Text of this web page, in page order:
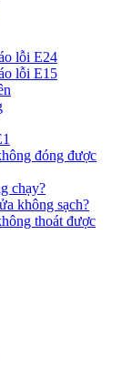
lỗi E24
lỗi E15
đóng được
chạy?
không sạch?
thoát được